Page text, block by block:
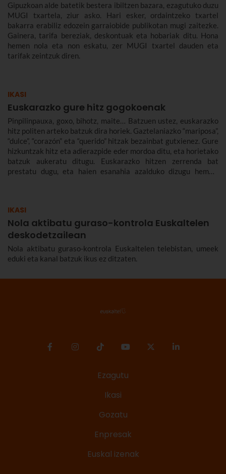
Gipuzkoan alde batetik bestera ibiltzen bazara, ezagutuko duzu
MUGI txartela, ziur asko. Hari esker, ordaintzeko txartel
bakarra erabiliz edozein garraiobide publikotan mugi zaitezke.
Gainera, tarifa bereziak, deskontuak eta hobariak ditu. Hona
hemen nola eta non eskatu, zer MUGI txartel dauden eta
tarifak zeintzuk diren.
IKASI
Euskarazko gure hitz gogokoenak
Pinpilinpauxa, goxo, bihotz, maite… Batzuen ustez, euskarazko
hitz politen arteko batzuk dira horiek. Gaztelaniazko “mariposa”,
“dulce”, “corazón” eta “querido” hitzak bezainbat gutxienez. Gure
hizkuntzak hitz eta adierazpide eder mordoa ditu, eta horietako
batzuk aukeratu ditugu. Euskarazko hitzen zerrenda bat
prestatu dugu, eta haien esanahia azalduko dizugu hemen.
IKASI
Nola aktibatu guraso-kontrola Euskaltelen
deskodetzailean
Nola aktibatu guraso-kontrola Euskaltelen telebistan, umeek
eduki eta kanal batzuk ikus ez ditzaten.
Ezagutu
Ikasi
Gozatu
Enpresak
Euskal izenak